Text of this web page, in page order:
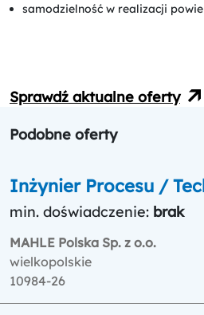
samodzielność w realizacji
Sprawdź aktualne oferty
Podobne oferty
Inżynier Procesu /
min. doświadczenie: brak
MAHLE Polska Sp. z o.o.
wielkopolskie
10984-26